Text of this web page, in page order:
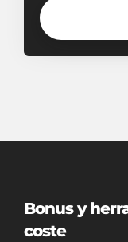
Bonus y
coste